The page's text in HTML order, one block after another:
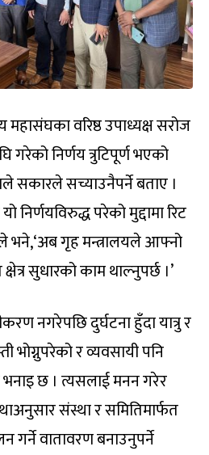
महासंघका वरिष्ठ उपाध्यक्ष सरोज
निर्णय त्रुटिपूर्ण भएको
सकारले सच्याउनैपर्ने बताए ।
निर्णयविरुद्ध परेको मुद्दामा रिट
भने,‘अब गृह मन्त्रालयले आफ्नो
सुधारको काम थाल्नुपर्छ ।’
नगरेपछि दुर्घटना हुँदा यात्रु र
भोग्नुपरेको र व्यवसायी पनि
छ । त्यसलाई मनन गरेर
संस्था र समितिमार्फत
गर्ने वातावरण बनाउनुपर्ने